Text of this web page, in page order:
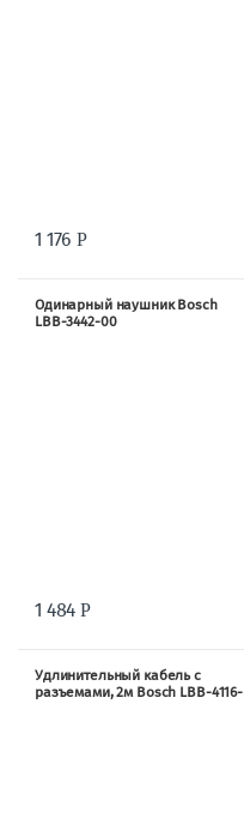
1 176Р
Одинарный наушник Bosch
LBB-3442-00
1 484Р
Удлинительный кабель с
разъемами, 2м Bosch LBB-4116-